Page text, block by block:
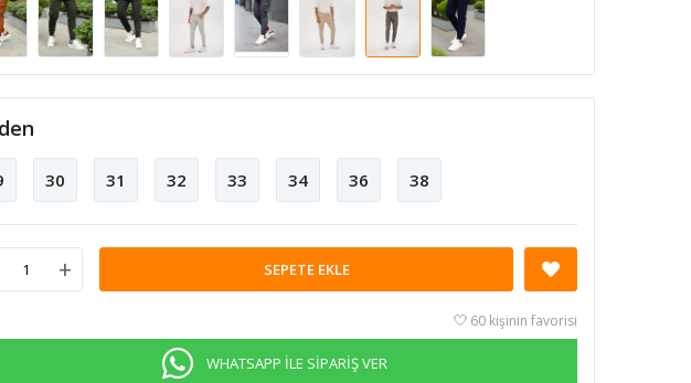
30 31 32 33 34 36 38
+ SEPETE EKLE
60 kişinin favorisi
WHATSAPP İLE SİPARİŞ VER